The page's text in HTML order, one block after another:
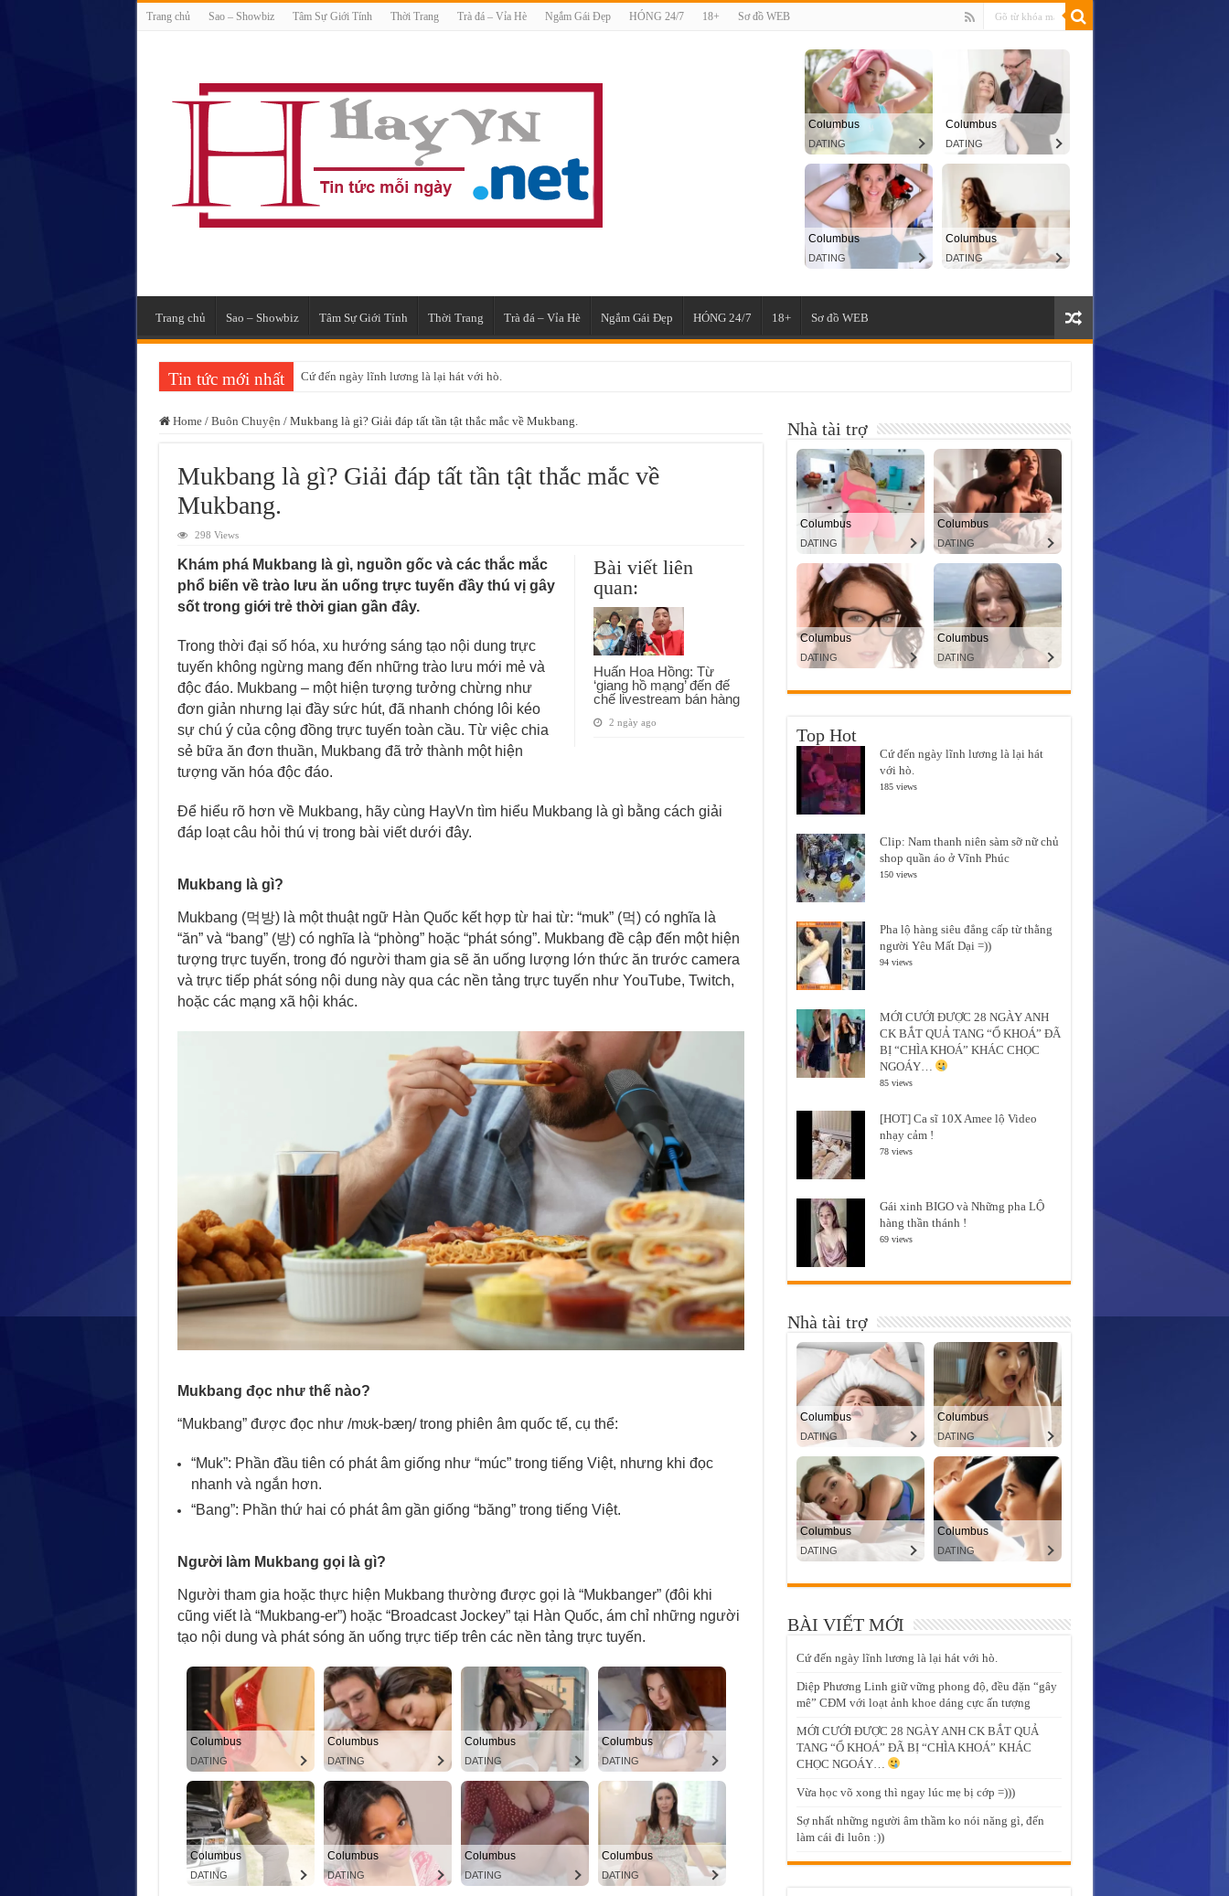
Trang chủ Sao – Showbiz Tâm Sự Giới Tính Thời Trang Trà đá – Vỉa Hè Ngắm Gái Đẹp HÓNG 24/7 18+ Sơ đồ WEB
Trang chủ Sao – Showbiz Tâm Sự Giới Tính Thời Trang Trà đá – Vỉa Hè Ngắm Gái Đẹp HÓNG 24/7 18+ Sơ đồ WEB
Tin tức mới nhất Cứ đến ngày lĩnh lương là lại hát với hò.
Home / Buôn Chuyện / Mukbang là gì? Giải đáp tất tần tật thắc mắc về Mukbang.
Mukbang là gì? Giải đáp tất tần tật thắc mắc về
Mukbang.
298 Views
Bài viết liên
quan:
Huấn Hoa Hồng: Từ
‘giang hồ mạng’ đến đế
chế livestream bán hàng
2 ngày ago
Khám phá Mukbang là gì, nguồn gốc và các thắc mắc
phổ biến về trào lưu ăn uống trực tuyến đầy thú vị gây
sốt trong giới trẻ thời gian gần đây.
Trong thời đại số hóa, xu hướng sáng tạo nội dung trực
tuyến không ngừng mang đến những trào lưu mới mẻ và
độc đáo. Mukbang – một hiện tượng tưởng chừng như
đơn giản nhưng lại đầy sức hút, đã nhanh chóng lôi kéo
sự chú ý của cộng đồng trực tuyến toàn cầu. Từ việc chia
sẻ bữa ăn đơn thuần, Mukbang đã trở thành một hiện
tượng văn hóa độc đáo.
Để hiểu rõ hơn về Mukbang, hãy cùng HayVn tìm hiểu Mukbang là gì bằng cách giải
đáp loạt câu hỏi thú vị trong bài viết dưới đây.
Mukbang là gì?
Mukbang (먹방) là một thuật ngữ Hàn Quốc kết hợp từ hai từ: “muk” (먹) có nghĩa là
“ăn” và “bang” (방) có nghĩa là “phòng” hoặc “phát sóng”. Mukbang đề cập đến một hiện
tượng trực tuyến, trong đó người tham gia sẽ ăn uống lượng lớn thức ăn trước camera
và trực tiếp phát sóng nội dung này qua các nền tảng trực tuyến như YouTube, Twitch,
hoặc các mạng xã hội khác.
Mukbang đọc như thế nào?
“Mukbang” được đọc như /mʊk-bæŋ/ trong phiên âm quốc tế, cụ thể:
“Muk”: Phần đầu tiên có phát âm giống như “múc” trong tiếng Việt, nhưng khi đọc
nhanh và ngắn hơn.
“Bang”: Phần thứ hai có phát âm gần giống “băng” trong tiếng Việt.
Người làm Mukbang gọi là gì?
Người tham gia hoặc thực hiện Mukbang thường được gọi là “Mukbanger” (đôi khi
cũng viết là “Mukbang-er”) hoặc “Broadcast Jockey” tại Hàn Quốc, ám chỉ những người
tạo nội dung và phát sóng ăn uống trực tiếp trên các nền tảng trực tuyến.
Nhà tài trợ
Top Hot
Cứ đến ngày lĩnh lương là lại hát
với hò.
185 views
Clip: Nam thanh niên sàm sỡ nữ chủ
shop quần áo ở Vĩnh Phúc
150 views
Pha lộ hàng siêu đẳng cấp từ thằng
người Yêu Mất Dại =))
94 views
MỚI CƯỚI ĐƯỢC 28 NGÀY ANH
CK BẮT QUẢ TANG “Ổ KHOÁ” ĐÃ
BỊ “CHÌA KHOÁ” KHÁC CHỌC
NGOÁY…
85 views
[HOT] Ca sĩ 10X Amee lộ Video
nhạy cảm !
78 views
Gái xinh BIGO và Những pha LỘ
hàng thần thánh !
69 views
Nhà tài trợ
BÀI VIẾT MỚI
Cứ đến ngày lĩnh lương là lại hát với hò.
Diệp Phương Linh giữ vững phong độ, đều đặn “gây
mê” CĐM với loạt ảnh khoe dáng cực ấn tượng
MỚI CƯỚI ĐƯỢC 28 NGÀY ANH CK BẮT QUẢ
TANG “Ổ KHOÁ” ĐÃ BỊ “CHÌA KHOÁ” KHÁC
CHỌC NGOÁY…
Vừa học võ xong thì ngay lúc mẹ bị cớp =)))
Sợ nhất những người âm thầm ko nói năng gì, đến
làm cái đi luôn :))